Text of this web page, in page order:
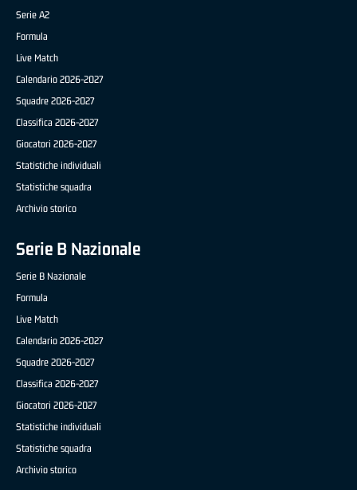
Serie A2
Formula
Live Match
Calendario 2026-2027
Squadre 2026-2027
Classifica 2026-2027
Giocatori 2026-2027
Statistiche individuali
Statistiche squadra
Archivio storico
Serie B Nazionale
Serie B Nazionale
Formula
Live Match
Calendario 2026-2027
Squadre 2026-2027
Classifica 2026-2027
Giocatori 2026-2027
Statistiche individuali
Statistiche squadra
Archivio storico